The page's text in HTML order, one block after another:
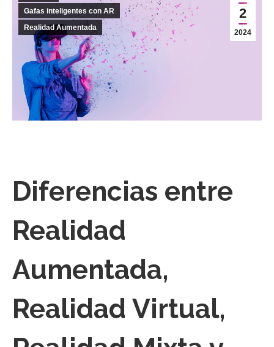
2
2024
Gafas inteligentes con AR
Realidad Aumentada
Diferencias entre
Realidad
Aumentada,
Realidad Virtual,